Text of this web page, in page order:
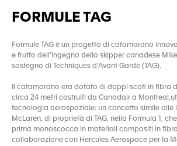
FORMULE TAG
Formule TAG è un progetto di catamarano
e frutto dell'ingegno dello skipper canadese Mike
sostegno di Techniques d’Avant Garde (TAG).
Il catamarano era dotato di doppi scafi in fibra
circa 24 metri costruiti da Canadair a
tecnologia aerospaziale: un concetto simile alle
McLaren, di proprietà di TAG, nella Formula 1,
prima monoscocca in materiali compositi in
collaborazione con Hercules Aerospace per la